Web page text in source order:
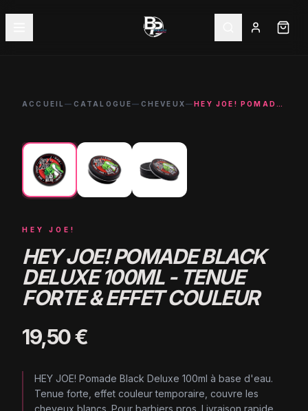
ACCUEIL— CATALOGUE— CHEVEUX— HEY JOE! POMADE BLACK DELUXE 100ML - TENUE FORTE & EFFET COULEUR
HEY JOE!
HEY JOE! POMADE BLACK
DELUXE 100ML - TENUE
FORTE & EFFET COULEUR
19,50 €
HEY JOE! Pomade Black Deluxe 100ml à base d'eau.
Tenue forte, effet couleur temporaire, couvre les
cheveux blancs. Pour barbiers pros. Livraison rapide.